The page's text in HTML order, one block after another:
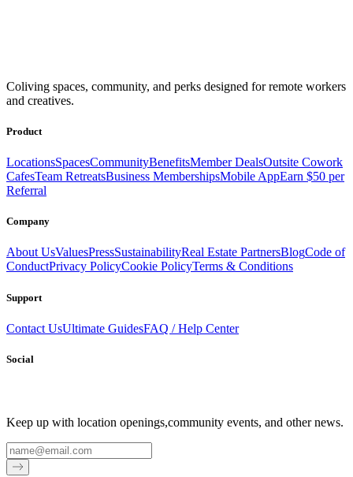
equipped with everything you need to be comfortable and
productive.
Coliving spaces, community, and perks designed for remote workers
and creatives.
Product
LocationsSpacesCommunityBenefitsMember DealsOutsite Cowork
CafesTeam RetreatsBusiness MembershipsMobile AppEarn $50 per
Referral
Company
About UsValuesPressSustainabilityReal Estate PartnersBlogCode of
ConductPrivacy PolicyCookie PolicyTerms & Conditions
Support
Contact UsUltimate GuidesFAQ / Help Center
Social
Keep up with location openings,community events, and other news.
Email